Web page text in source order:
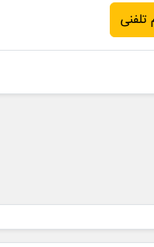
تلفنی